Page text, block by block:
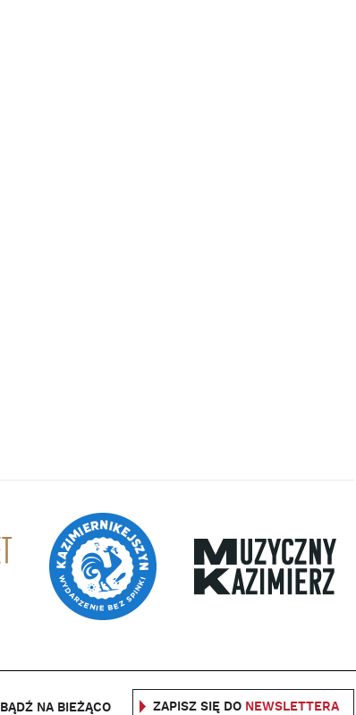
BĄDŹ NA BIEŻĄCO ZAPISZ SIĘ DO NEWSLETTERA